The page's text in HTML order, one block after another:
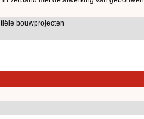
bouwprojecten